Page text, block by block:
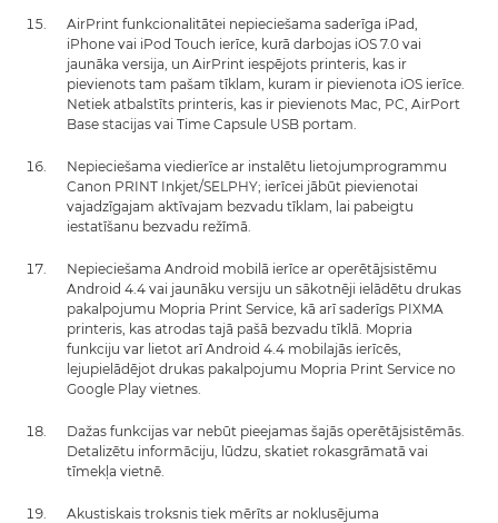
AirPrint funkcionalitātei nepieciešama saderīga iPad,
iPhone vai iPod Touch ierīce, kurā darbojas iOS 7.0 vai
jaunāka versija, un AirPrint iespējots printeris, kas ir
pievienots tam pašam tīklam, kuram ir pievienota iOS ierīce.
Netiek atbalstīts printeris, kas ir pievienots Mac, PC, AirPort
Base stacijas vai Time Capsule USB portam.
Nepieciešama viedierīce ar instalētu lietojumprogrammu
Canon PRINT Inkjet/SELPHY; ierīcei jābūt pievienotai
vajadzīgajam aktīvajam bezvadu tīklam, lai pabeigtu
iestatīšanu bezvadu režīmā.
Nepieciešama Android mobilā ierīce ar operētājsistēmu
Android 4.4 vai jaunāku versiju un sākotnēji ielādētu drukas
pakalpojumu Mopria Print Service, kā arī saderīgs PIXMA
printeris, kas atrodas tajā pašā bezvadu tīklā. Mopria
funkciju var lietot arī Android 4.4 mobilajās ierīcēs,
lejupielādējot drukas pakalpojumu Mopria Print Service no
Google Play vietnes.
Dažas funkcijas var nebūt pieejamas šajās operētājsistēmās.
Detalizētu informāciju, lūdzu, skatiet rokasgrāmatā vai
tīmekļa vietnē.
Akustiskais troksnis tiek mērīts ar noklusējuma